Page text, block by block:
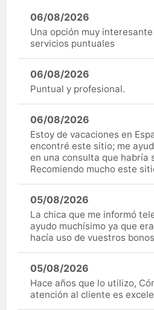
06/08/2026
Una opción muy
servicios puntuales
06/08/2026
Puntual y profesional.
06/08/2026
Estoy de vacaciones en
encontré este sitio; me
en una consulta que habría
Recomiendo mucho este
05/08/2026
La chica que me informó
ayudo muchísimo ya que
hacía uso de vuestros
05/08/2026
Hace años que lo utilizo,
atención al cliente es